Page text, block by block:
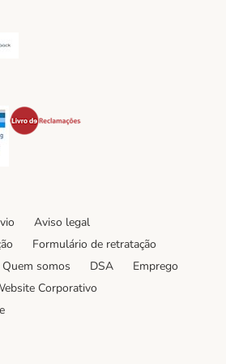
Shipping Method
Shipping Method
Security
Aviso legal
Formulário de retratação
Quem somos DSA
Emprego
Corporativo